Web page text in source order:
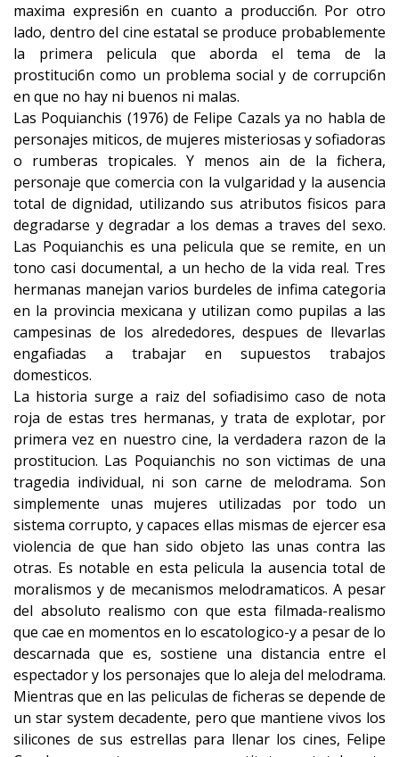
maxima expresi6n en cuanto a producci6n. Por otro
lado, dentro del cine estatal se produce probablemente
la primera pelicula que aborda el tema de la
prostituci6n como un problema social y de corrupci6n
en que no hay ni buenos ni malas.
Las Poquianchis (1976) de Felipe Cazals ya no habla de
personajes miticos, de mujeres misteriosas y sofiadoras
o rumberas tropicales. Y menos ain de la fichera,
personaje que comercia con la vulgaridad y la ausencia
total de dignidad, utilizando sus atributos fisicos para
degradarse y degradar a los demas a traves del sexo.
Las Poquianchis es una pelicula que se remite, en un
tono casi documental, a un hecho de la vida real. Tres
hermanas manejan varios burdeles de infima categoria
en la provincia mexicana y utilizan como pupilas a las
campesinas de los alrededores, despues de llevarlas
engafiadas a trabajar en supuestos trabajos
domesticos.
La historia surge a raiz del sofiadisimo caso de nota
roja de estas tres hermanas, y trata de explotar, por
primera vez en nuestro cine, la verdadera razon de la
prostitucion. Las Poquianchis no son victimas de una
tragedia individual, ni son carne de melodrama. Son
simplemente unas mujeres utilizadas por todo un
sistema corrupto, y capaces ellas mismas de ejercer esa
violencia de que han sido objeto las unas contra las
otras. Es notable en esta pelicula la ausencia total de
moralismos y de mecanismos melodramaticos. A pesar
del absoluto realismo con que esta filmada-realismo
que cae en momentos en lo escatologico-y a pesar de lo
descarnada que es, sostiene una distancia entre el
espectador y los personajes que lo aleja del melodrama.
Mientras que en las peliculas de ficheras se depende de
un star system decadente, pero que mantiene vivos los
silicones de sus estrellas para llenar los cines, Felipe